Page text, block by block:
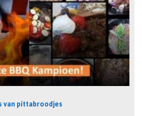
van pittabroodjes